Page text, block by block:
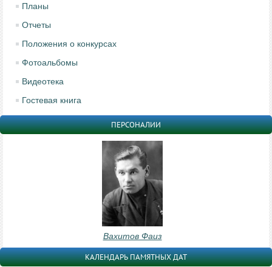
Планы
Отчеты
Положения о конкурсах
Фотоальбомы
Видеотека
Гостевая книга
ПЕРСОНАЛИИ
Вахитов Фаиз
КАЛЕНДАРЬ ПАМЯТНЫХ ДАТ